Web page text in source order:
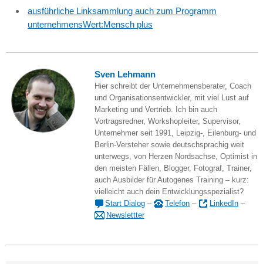
ausführliche Linksammlung auch zum Programm
unternehmensWert:Mensch plus
Sven Lehmann
Hier schreibt der Unternehmensberater, Coach
und Organisationsentwickler, mit viel Lust auf
Marketing und Vertrieb. Ich bin auch
Vortragsredner, Workshopleiter, Supervisor,
Unternehmer seit 1991, Leipzig-, Eilenburg- und
Berlin-Versteher sowie deutschsprachig weit
unterwegs, von Herzen Nordsachse, Optimist in
den meisten Fällen, Blogger, Fotograf, Trainer,
auch Ausbilder für Autogenes Training – kurz:
vielleicht auch dein Entwicklungsspezialist?
Start Dialog – Telefon – LinkedIn –
Newslettter